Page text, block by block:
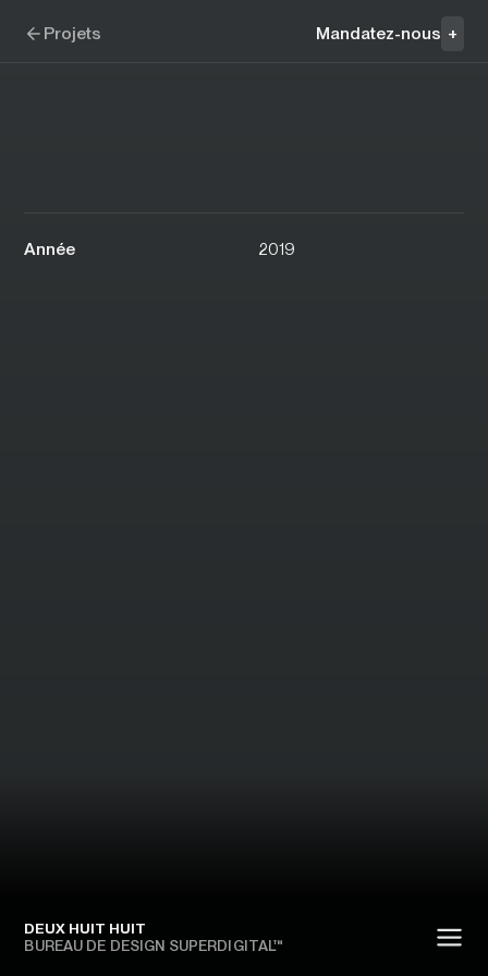
DEUX HUIT HUIT
BUREAU DE DESIGN SUPERDIGITAL™
Projets Mandatez-nous +
Année 2019